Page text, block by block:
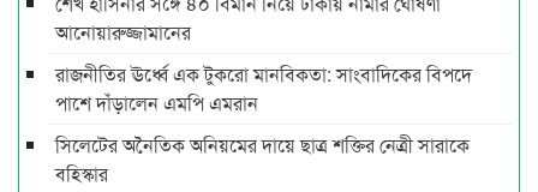
আনোয়ারুজ্জামানের
রাজনীতির ঊর্ধ্বে এক টুকরো মানবিকতা: সাংবাদিকের বিপদে
পাশে দাঁড়ালেন এমপি এমরান
সিলেটের অনৈতিক অনিয়মের দায়ে ছাত্র শক্তির নেত্রী সারাকে
বহিস্কার